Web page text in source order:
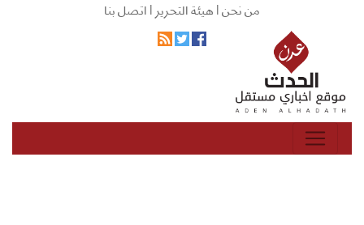
من نحن |هيئة التحرير |اتصل بنا